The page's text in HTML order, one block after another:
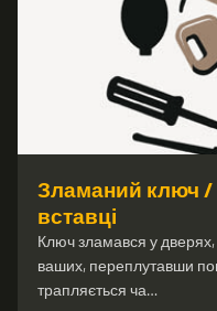
Зламаний ключ /
вставці
Ключ зламався у дверях,
ваших, переплутавши
трапляється ча…